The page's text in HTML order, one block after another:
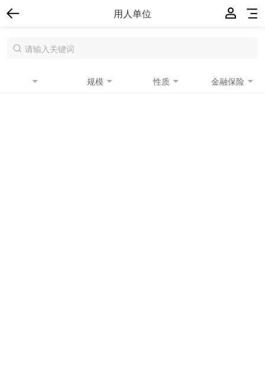
用人单位
规模 性质 金融保险